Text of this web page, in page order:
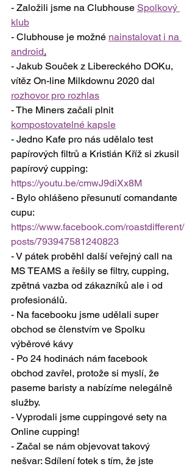
- Založili jsme na Clubhouse Spolkový
klub
- Clubhouse je možné nainstalovat i na
android.
- Jakub Souček z Libereckého DOKu,
vítěz On-line Milkdownu 2020 dal
rozhovor pro rozhlas
- The Miners začali plnit
kompostovatelné kapsle
- Jedno Kafe pro nás udělalo test
papírových filtrů a Kristián Kříž si zkusil
papírový cupping:
https://youtu.be/cmwJ9diXx8M
- Bylo ohlášeno přesunutí comandante
cupu:
https://www.facebook.com/roastdifferent/
posts/793947581240823
- V pátek proběhl další veřejný call na
MS TEAMS a řešily se filtry, cupping,
zpětná vazba od zákazníků ale i od
profesionálů.
- Na facebooku jsme udělali super
obchod se členstvím ve Spolku
výběrové kávy
- Po 24 hodinách nám facebook
obchod zavřel, protože si myslí, že
paseme baristy a nabízíme nelegálně
služby.
- Vyprodali jsme cuppingové sety na
Online cupping!
- Začal se nám objevovat takový
nešvar: Sdílení fotek s tím, že jste